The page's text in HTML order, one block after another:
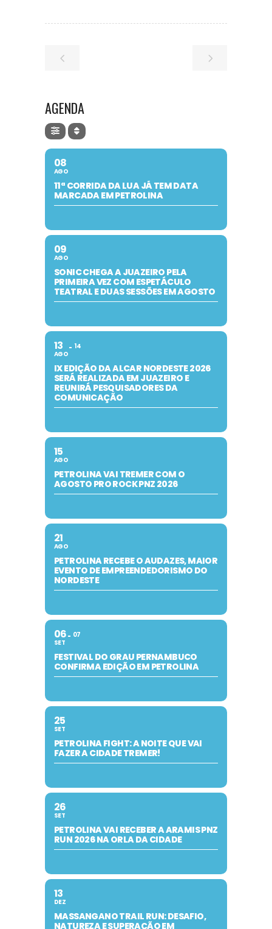
AGENDA
08
AGO
11ª CORRIDA DA LUA JÁ TEM DATA
MARCADA EM PETROLINA
09
AGO
SONIC CHEGA A JUAZEIRO PELA
PRIMEIRA VEZ COM ESPETÁCULO
TEATRAL E DUAS SESSÕES EM AGOSTO
13
AGO
14
IX EDIÇÃO DA ALCAR NORDESTE 2026
SERÁ REALIZADA EM JUAZEIRO E
REUNIRÁ PESQUISADORES DA
COMUNICAÇÃO
15
AGO
PETROLINA VAI TREMER COM O
AGOSTO PRO ROCK PNZ 2026
21
AGO
PETROLINA RECEBE O AUDAZES, MAIOR
EVENTO DE EMPREENDEDORISMO DO
NORDESTE
06
SET
07
FESTIVAL DO GRAU PERNAMBUCO
CONFIRMA EDIÇÃO EM PETROLINA
25
SET
PETROLINA FIGHT: A NOITE QUE VAI
FAZER A CIDADE TREMER!
26
SET
PETROLINA VAI RECEBER A ARAMIS PNZ
RUN 2026 NA ORLA DA CIDADE
13
DEZ
MASSANGANO TRAIL RUN: DESAFIO,
NATUREZA E SUPERAÇÃO EM